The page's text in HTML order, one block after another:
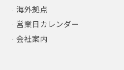
海外拠点
営業日カレンダー
会社案内